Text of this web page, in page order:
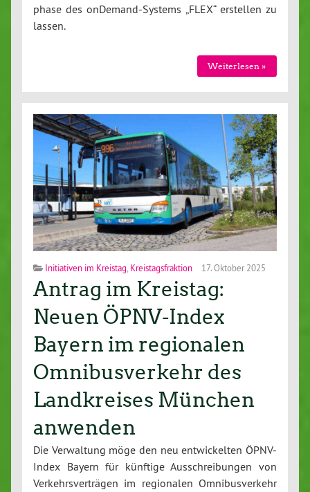
pha­se des on­De­mand-Sys­tems „FLEX“ erstellen zu
lassen.
Wei­ter­le­sen »
Initiativen im Kreistag, Kreistagsfraktion 17. Oktober 2025
Antrag im Kreistag:
Neuen ÖPNV-Index
Bayern im regionalen
Omnibusverkehr des
Landkreises München
anwenden
Die Ver­wal­tung möge den neu ent­wi­ckel­ten ÖPNV-
In­dex Bayern für künftige Aus­schrei­bun­gen von
Ver­kehrs­ver­trä­gen im re­gio­na­len Om­ni­bus­ver­kehr